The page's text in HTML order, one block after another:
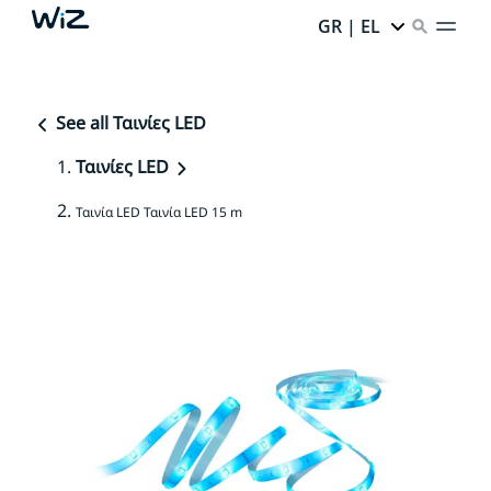
GR | EL
See all Ταινίες LED
Ταινίες LED
Ταινία LED Ταινία LED 15 m